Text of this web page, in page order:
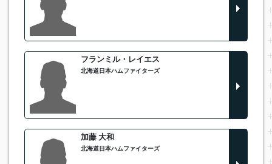
フランミル・レイエス
北海道日本ハムファイターズ
加藤 大和
北海道日本ハムファイターズ